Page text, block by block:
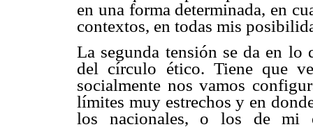
en una forma determinada, en
contextos, en todas mis
La segunda tensión se da en lo
del círculo ético. Tiene que
socialmente nos vamos
límites muy estrechos y en
los nacionales, o los de mi